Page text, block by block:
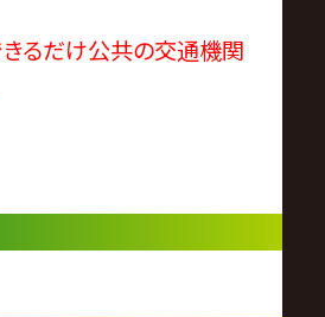
るだけ公共の交通機関